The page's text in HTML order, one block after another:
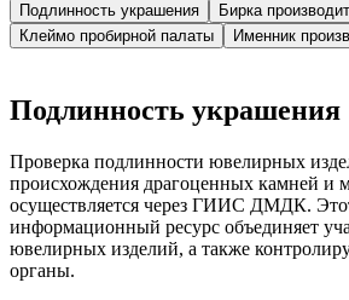
Подлинность украшения
Бирка
Клеймо пробирной палаты
Именник
Подлинность украшения
Проверка подлинности ювелирных
происхождения драгоценных камней и
осуществляется через ГИИС ДМДК.
информационный ресурс объединяет
ювелирных изделий, а также
органы.